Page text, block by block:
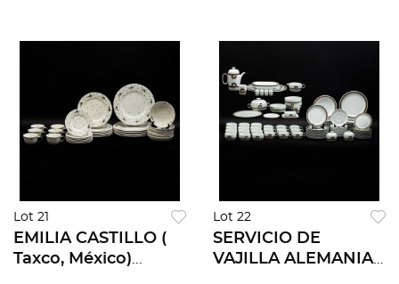
Lot 21
EMILIA CASTILLO (
Taxco, México)
Lot 22
SERVICIO DE
VAJILLA ALEMANIA